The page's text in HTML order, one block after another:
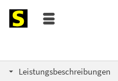
Leistungsbeschreibungen